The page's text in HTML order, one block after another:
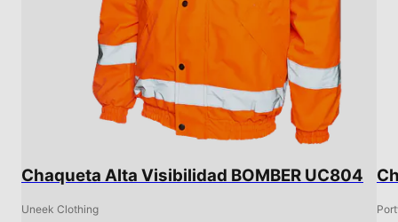
Chaqueta Alta Visibilidad BOMBER UC804
Uneek Clothing